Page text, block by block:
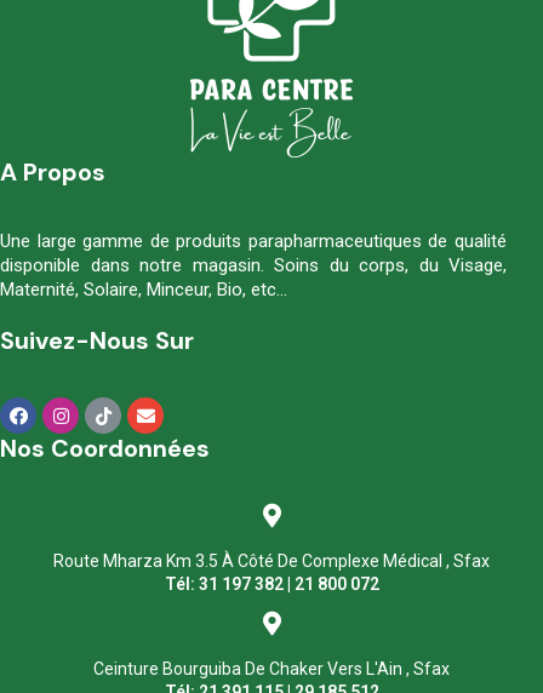
A Propos
Une large gamme de produits parapharmaceutiques de qualité
disponible dans notre magasin. Soins du corps, du Visage,
Maternité, Solaire, Minceur, Bio, etc…
Suivez-Nous Sur
Nos Coordonnées
Route Mharza Km 3.5 À Côté De Complexe Médical , Sfax
Tél: 31 197 382 | 21 800 072
Ceinture Bourguiba De Chaker Vers L'Ain , Sfax